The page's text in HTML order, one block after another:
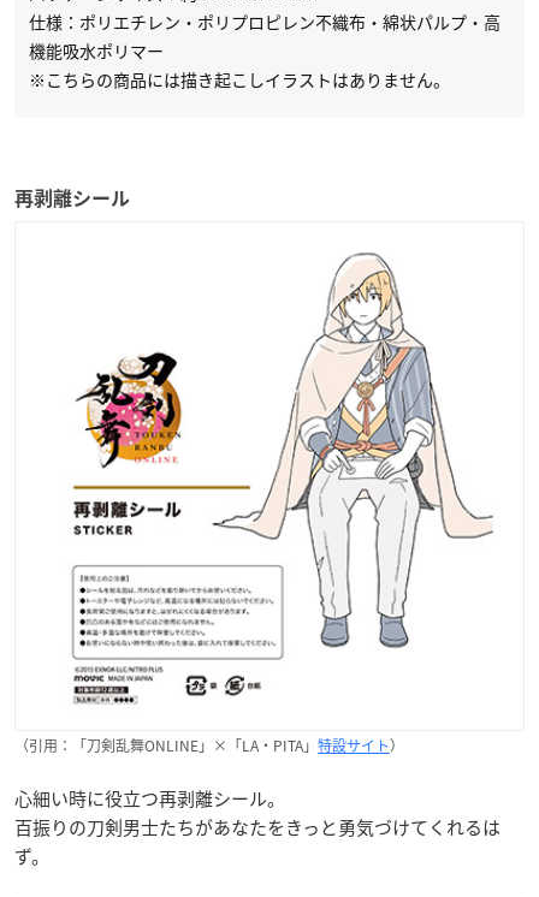
仕様：ポリエチレン・ポリプロピレン不織布・綿状パルプ・高
機能吸水ポリマー
※こちらの商品には描き起こしイラストはありません。
再剥離シール
（引用：「刀剣乱舞ONLINE」×「LA・PITA」 特設サイト）
心細い時に役立つ再剥離シール。
百振りの刀剣男士たちがあなたをきっと勇気づけてくれるは
ず。